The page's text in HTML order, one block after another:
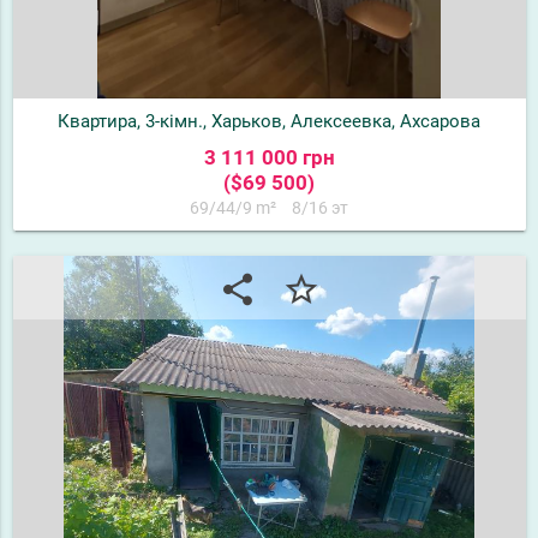
Квартира, 3-кімн., Харьков, Алексеевка, Ахсарова
3 111 000 грн
($69 500)
69/44/9 m² 8/16 эт
share star_border